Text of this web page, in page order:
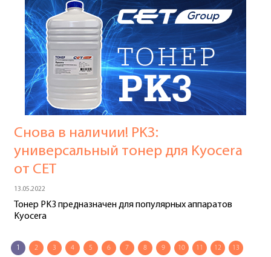
Снова в наличии! PK3:
универсальный тонер для Kyocera
от СЕТ
13.05.2022
Тонер PK3 предназначен для популярных аппаратов
Kyocera
1 2 3 4 5 6 7 8 9 10 11 12 13